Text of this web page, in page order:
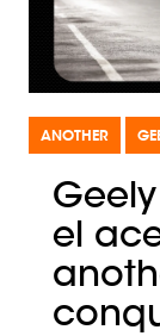
ANOTHER
el